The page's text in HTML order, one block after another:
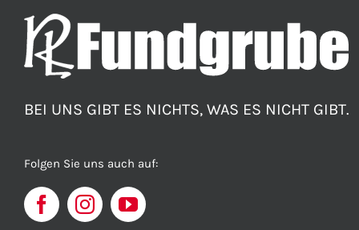
BEI UNS GIBT ES NICHTS, WAS ES NICHT GIBT.
Folgen Sie uns auch auf: